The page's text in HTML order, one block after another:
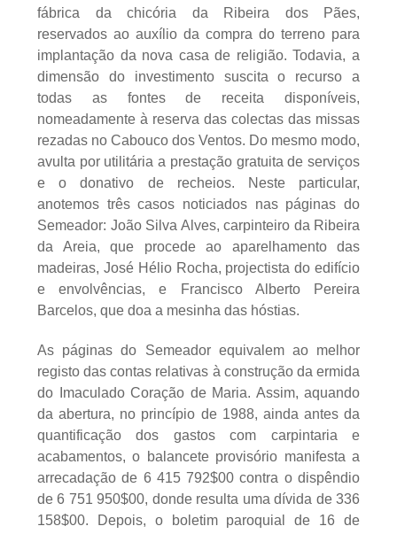
fábrica da chicória da Ribeira dos Pães,
reservados ao auxílio da compra do terreno para
implantação da nova casa de religião. Todavia, a
dimensão do investimento suscita o recurso a
todas as fontes de receita disponíveis,
nomeadamente à reserva das colectas das missas
rezadas no Cabouco dos Ventos. Do mesmo modo,
avulta por utilitária a prestação gratuita de serviços
e o donativo de recheios. Neste particular,
anotemos três casos noticiados nas páginas do
Semeador: João Silva Alves, carpinteiro da Ribeira
da Areia, que procede ao aparelhamento das
madeiras, José Hélio Rocha, projectista do edifício
e envolvências, e Francisco Alberto Pereira
Barcelos, que doa a mesinha das hóstias.
As páginas do Semeador equivalem ao melhor
registo das contas relativas à construção da ermida
do Imaculado Coração de Maria. Assim, aquando
da abertura, no princípio de 1988, ainda antes da
quantificação dos gastos com carpintaria e
acabamentos, o balancete provisório manifesta a
arrecadação de 6 415 792$00 contra o dispêndio
de 6 751 950$00, donde resulta uma dívida de 336
158$00. Depois, o boletim paroquial de 16 de